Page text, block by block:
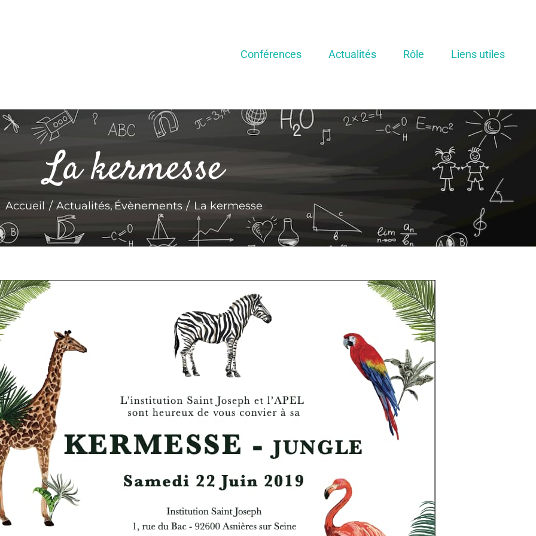
Conférences Actualités Rôle Liens utiles
La kermesse
Accueil Actualités Évènements La kermesse